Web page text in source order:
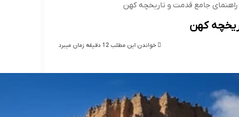
جامع قدمت و تاریخچه کهن
کهن
خواندن این مطلب 12 دقیقه زمان میبرد